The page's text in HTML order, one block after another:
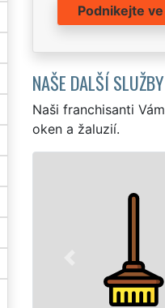
Podnikejte
NAŠE DALŠÍ SLUŽBY
Naši franchisanti
oken a žaluzií.
ROKYCANY
zajišťuje v Rokycanech a
levný úklid pro firmy i
denně, 7 dní v týdnu a to
vše, co zákazník